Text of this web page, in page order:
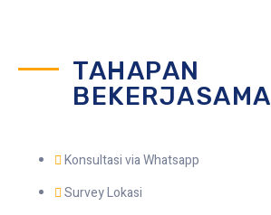
TAHAPAN
BEKERJASAMA
Konsultasi via Whatsapp
Survey Lokasi